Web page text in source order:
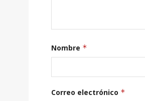
Nombre *
Correo electrónico *